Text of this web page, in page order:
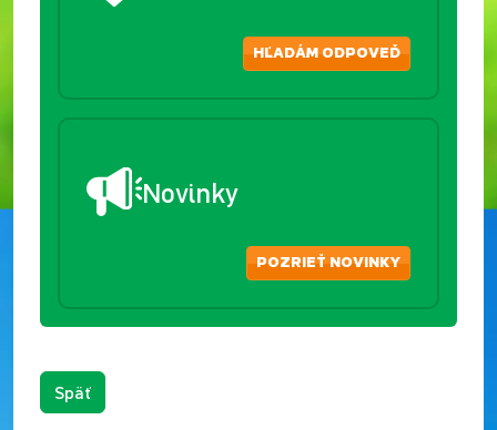
HĽADÁM ODPOVEĎ
Novinky
POZRIEŤ NOVINKY
Späť